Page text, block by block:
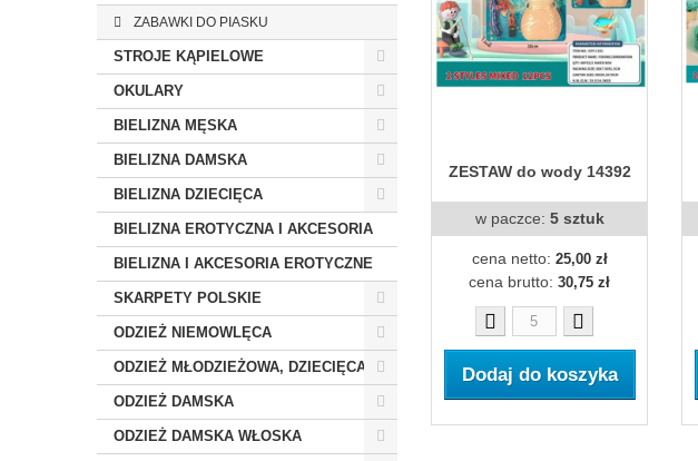
ZABAWKI DO PIASKU
STROJE KĄPIELOWE
OKULARY
BIELIZNA MĘSKA
BIELIZNA DAMSKA
BIELIZNA DZIECIĘCA
BIELIZNA EROTYCZNA I AKCESORIA
BIELIZNA I AKCESORIA EROTYCZNE
SKARPETY POLSKIE
ODZIEŻ NIEMOWLĘCA
ODZIEŻ MŁODZIEŻOWA, DZIECIĘCA
ODZIEŻ DAMSKA
ODZIEŻ DAMSKA WŁOSKA
ZESTAW do wody 14392
w paczce: 5 sztuk
cena netto: 25,00 zł
cena brutto: 30,75 zł
Dodaj do koszyka